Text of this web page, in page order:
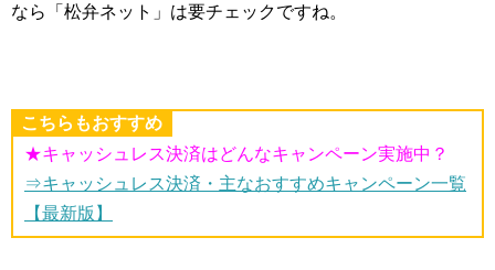
なら「松弁ネット」は要チェックですね。
こちらもおすすめ
★キャッシュレス決済はどんなキャンペーン実施中？
⇒キャッシュレス決済・主なおすすめキャンペーン一覧
【最新版】